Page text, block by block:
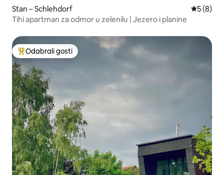
Stan – Schlehdorf
5 (8)
Tihi apartman za odmor u zelenilu | Jezero i planine
Među najviše rangiranima s oznakom „Odabrali gosti”
Odabrali gosti